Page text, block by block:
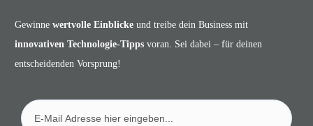
Gewinne wertvolle Einblicke und treibe dein Business mit
innovativen Technologie-Tipps voran. Sei dabei – für deinen
entscheidenden Vorsprung!